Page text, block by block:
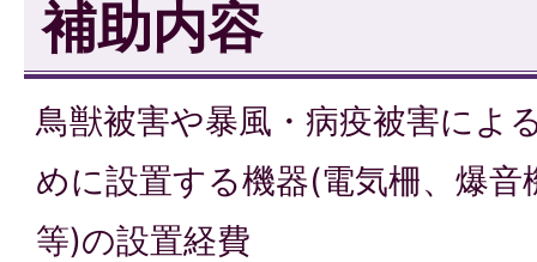
補助内容
鳥獣被害や暴風・病疫被害によ
めに設置する機器(電気柵、爆
等)の設置経費